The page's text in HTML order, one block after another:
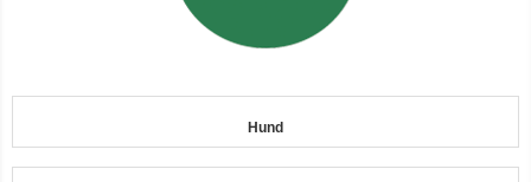
Hund